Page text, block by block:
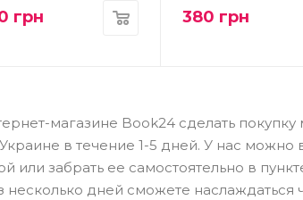
грн 380 грн
магазине Book24 сделать
в течение 1-5 дней. У нас можно
или забрать ее самостоятельно в
дней сможете наслаждаться